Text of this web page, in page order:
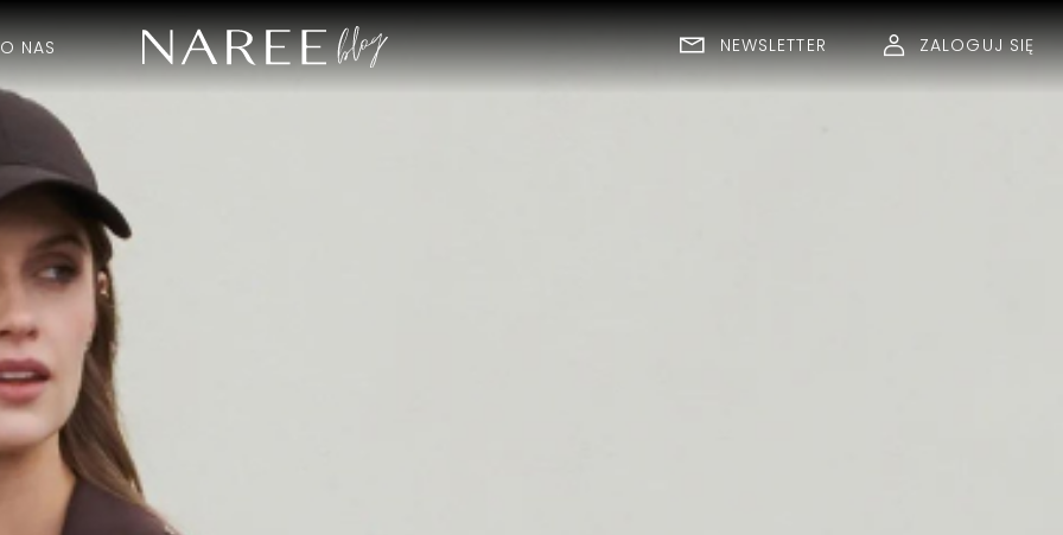
O NAS NEWSLETTER ZALOGUJ SIĘ